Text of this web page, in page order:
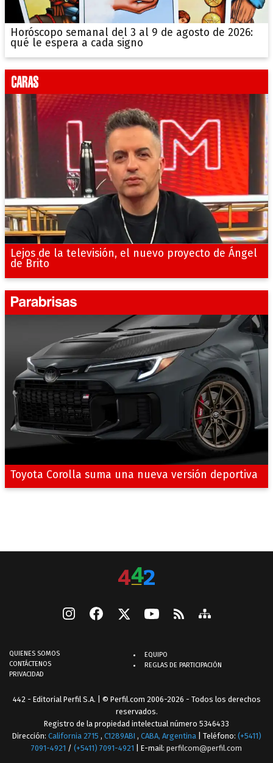
Horóscopo semanal del 3 al 9 de agosto de 2026:
qué le espera a cada signo
Lejos de la televisión, el nuevo proyecto de Ángel
de Brito
Toyota Corolla suma una nueva versión deportiva
QUIENES SOMOS
CONTÁCTENOS
PRIVACIDAD
EQUIPO
REGLAS DE PARTICIPACIÓN
442 - Editorial Perfil S.A. | © Perfil.com 2006-2026 - Todos los derechos
reservados.
Registro de la propiedad intelectual número 5346433
Dirección: California 2715 , C1289ABI , CABA, Argentina | Teléfono: (+5411)
7091-4921 / (+5411) 7091-4921 | E-mail: perfilcom@perfil.com